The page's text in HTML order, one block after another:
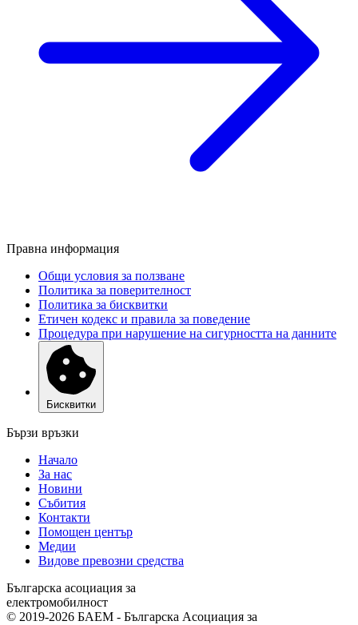
Правна информация
Общи условия за ползване
Политика за поверителност
Политика за бисквитки
Етичен кодекс и правила за поведение
Процедура при нарушение на сигурността на данните
Бисквитки
Бързи връзки
Начало
За нас
Новини
Събития
Контакти
Помощен център
Медии
Видове превозни средства
Българска асоциация за
електромобилност
© 2019-2026 БАЕМ - Българска Асоциация за